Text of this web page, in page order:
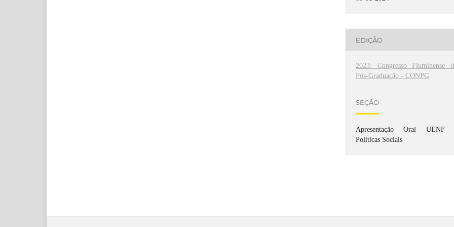
EDIÇÃO
2023: Congresso Fluminense
Pós-Graduação - CONPG
SEÇÃO
Apresentação Oral UENF
Políticas Sociais